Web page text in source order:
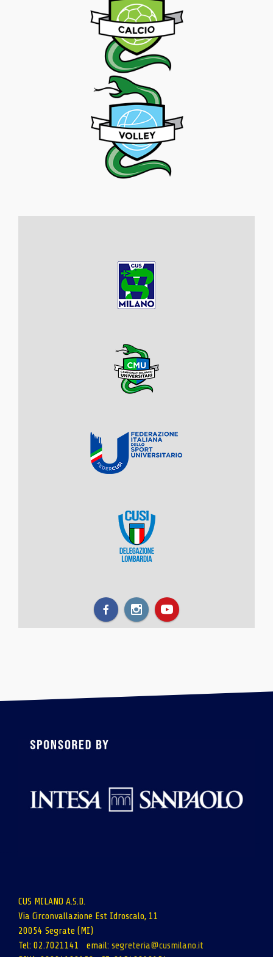
CUS MILANO A.S.D.
Via Circonvallazione Est Idroscalo, 11
20054 Segrate (MI)
Tel: 02.7021141 email: segreteria@cusmilano.it